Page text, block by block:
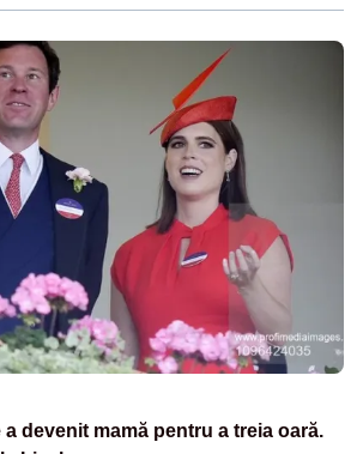
a devenit mamă pentru a treia oară.